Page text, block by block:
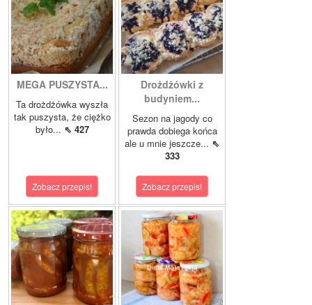
MEGA PUSZYSTA...
Ta drożdżówka wyszła
tak puszysta, że ciężko
było... ⇖ 427
Zobacz przepis!
Drożdżówki z
budyniem...
Sezon na jagody co
prawda dobiega końca
ale u mnie jeszcze... ⇖
333
Zobacz przepis!